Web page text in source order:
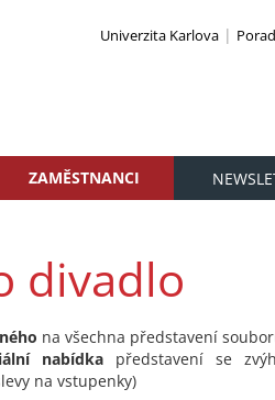
Univerzita Karlova
ZAMĚSTNANCI
divadlo
na všechna představení
nabídka představení se
na vstupenky)